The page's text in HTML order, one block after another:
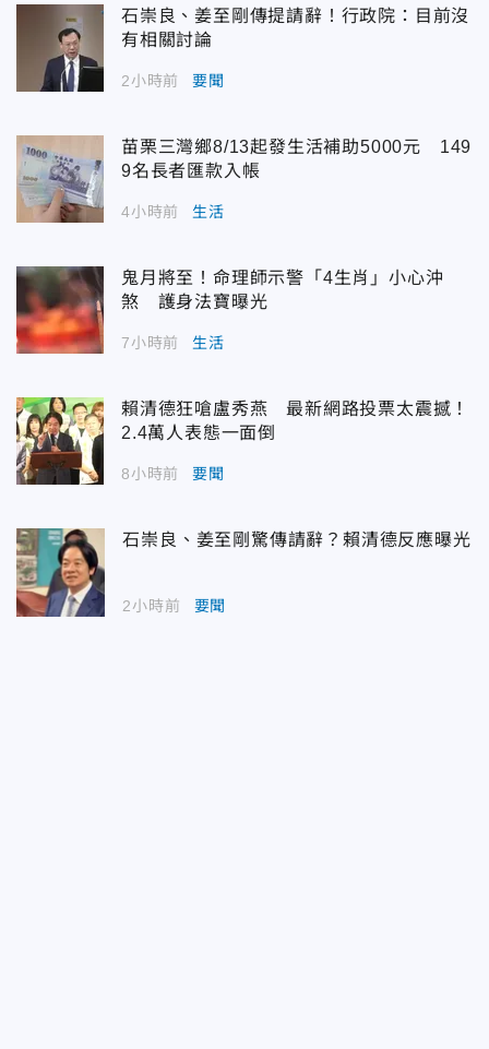
石崇良、姜至剛傳提請辭！行政院：目前沒
有相關討論
2小時前 要聞
苗栗三灣鄉8/13起發生活補助5000元 149
9名長者匯款入帳
4小時前 生活
鬼月將至！命理師示警「4生肖」小心沖
煞 護身法寶曝光
7小時前 生活
賴清德狂嗆盧秀燕 最新網路投票太震撼！
2.4萬人表態一面倒
8小時前 要聞
石崇良、姜至剛驚傳請辭？賴清德反應曝光
2小時前 要聞